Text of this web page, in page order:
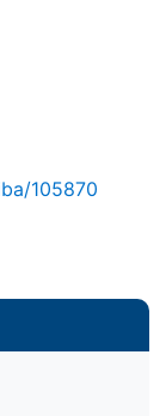
105870